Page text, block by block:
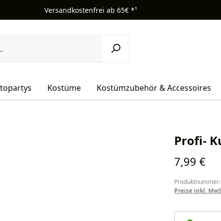
Versandkostenfrei ab 65€ *¹
Kostüme Kostümzubehör & Accessoires
Profi-
Regulärer
7,99 €
Preise inkl.